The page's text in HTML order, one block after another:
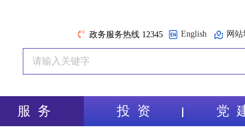
政务服务热线 12345 English 网站
服 务 投 资 党